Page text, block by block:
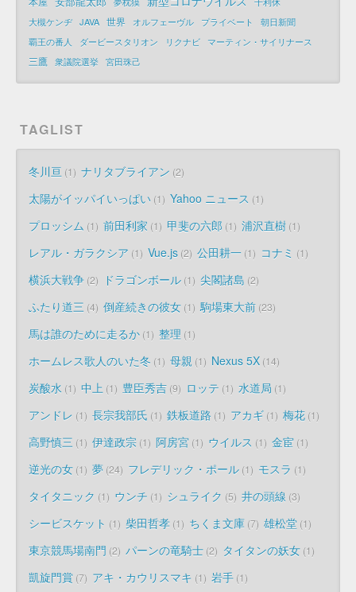
大槻ケンヂ JAVA 世界 オルフェーヴル プライベート
朝日新聞
覇王の番人
ダービースタリオン リクナビ マーティン・サイリナース
三鷹 衆議院選挙 宮田珠己
TAGLIST
冬川亘 1 ナリタブライアン 2
太陽がイッパイいっぱい 1 Yahoo ニュース 1
プロッシム 1 前田利家 1 甲斐の六郎 1 浦沢直樹 1
レアル・ガラクシア 1 Vue.js 2 公田耕一 1 コナミ 1
横浜大戦争 2 ドラゴンボール 1 尖閣諸島 2
ふたり道三 4 倒産続きの彼女 1 駒場東大前 23
馬は誰のために走るか 1 整理 1
ホームレス歌人のいた冬 1 母親 1 Nexus 5X 14
炭酸水 1 中上 1 豊臣秀吉 9 ロッテ 1 水道局 1
アンドレ 1 長宗我部氏 1 鉄板道路 1 アカギ 1 梅花 1
高野慎三 1 伊達政宗 1 阿房宮 1 ウイルス 1 金宦 1
逆光の女 1 夢 24 フレデリック・ポール 1 モスラ 1
タイタニック 1 ウンチ 1 シュライク 5 井の頭線 3
シービスケット 1 柴田哲孝 1 ちくま文庫 7 雄松堂 1
東京競馬場南門 2 パーンの竜騎士 2 タイタンの妖女 1
凱旋門賞 7 アキ・カウリスマキ 1 岩手 1